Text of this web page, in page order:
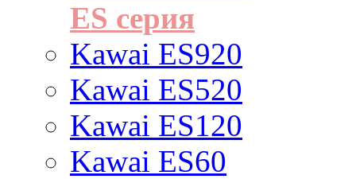
ES cерия
Kawai ES920
Kawai ES520
Kawai ES120
Kawai ES60